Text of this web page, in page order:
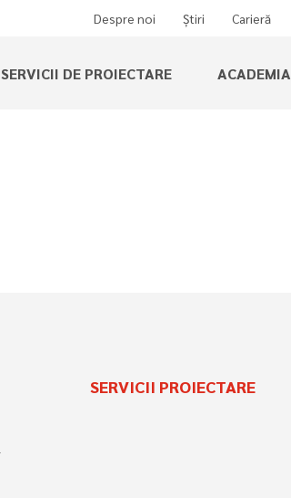
Despre noi Știri Carieră
SERVICII DE PROIECTARE ACADEMIA
SERVICII PROIECTARE